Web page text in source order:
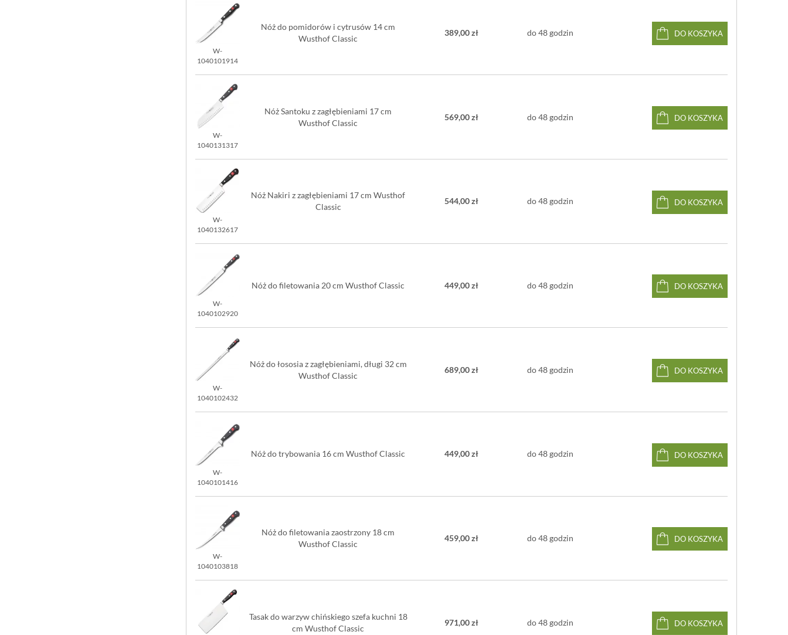
W-
1040101914
Nóż do pomidorów i cytrusów 14 cm
Wusthof Classic
389,00 zł do 48 godzin DO KOSZYKA
W-
1040131317
Nóż Santoku z zagłębieniami 17 cm
Wusthof Classic
569,00 zł do 48 godzin DO KOSZYKA
W-
1040132617
Nóż Nakiri z zagłębieniami 17 cm Wusthof
Classic
544,00 zł do 48 godzin DO KOSZYKA
W-
1040102920
Nóż do filetowania 20 cm Wusthof Classic 449,00 zł do 48 godzin DO KOSZYKA
W-
1040102432
Nóż do łososia z zagłębieniami, długi 32 cm
Wusthof Classic
689,00 zł do 48 godzin DO KOSZYKA
W-
1040101416
Nóż do trybowania 16 cm Wusthof Classic 449,00 zł do 48 godzin DO KOSZYKA
W-
1040103818
Nóż do filetowania zaostrzony 18 cm
Wusthof Classic
459,00 zł do 48 godzin DO KOSZYKA
Tasak do warzyw chińskiego szefa kuchni 18
cm Wusthof Classic
971,00 zł do 48 godzin DO KOSZYKA